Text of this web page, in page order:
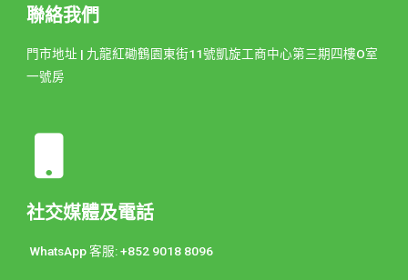
聯絡我們
門市地址 | 九龍紅磡鶴園東街11號凱旋工商中心第三期四樓O室
一號房
社交媒體及電話
WhatsApp 客服: +852 9018 8096